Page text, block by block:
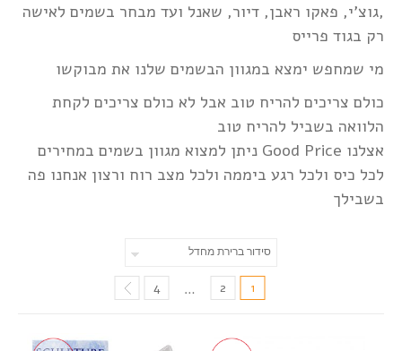
,גוצ'י, פאקו ראבן, דיור, שאנל ועד מבחר בשמים לאישה
רק בגוד פרייס
מי שמחפש ימצא במגוון הבשמים שלנו את מבוקשו
כולם צריכים להריח טוב אבל לא כולם צריכים לקחת
הלוואה בשביל להריח טוב
אצלנו Good Price ניתן למצוא מגוון בשמים במחירים
לכל כיס ולכל רגע ביממה ולכל מצב רוח ורצון אנחנו פה
בשבילך
1
2
…
4